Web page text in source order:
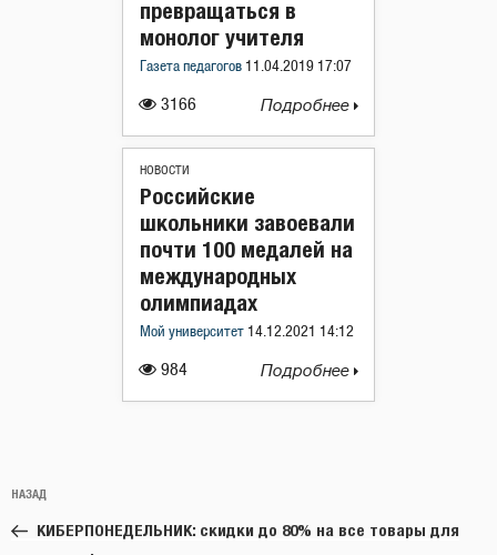
3166
превращаться в
монолог учителя
Газета педагогов 11.04.2019 17:07
Подробнее
НОВОСТИ
984
Российские
школьники завоевали
почти 100 медалей на
международных
олимпиадах
Мой университет 14.12.2021 14:12
Подробнее
по
записям
Предыдущая
запись:
НАЗАД
КИБЕРПОНЕДЕЛЬНИК: скидки до 80% на все товары для